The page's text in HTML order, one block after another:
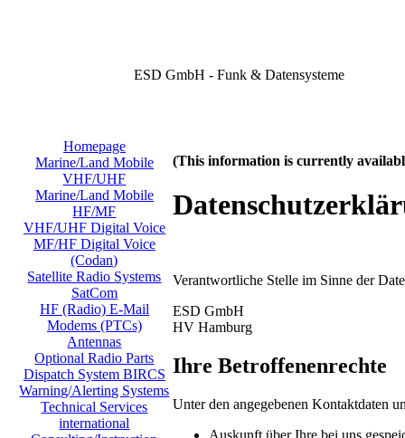
ESD GmbH - Funk & Datensysteme
Homepage
Marine/Land Mobile
VHF/UHF
Marine/Land Mobile
HF/MF
VHF/UHF Digital Voice
MF/HF Digital Voice
(Codan)
Satellite Radio Systems
SatCom
HF (Radio) E-Mail
Modems (PTCs)
Antennas
Optional Radio Parts
Dispatch System BIRCS
Warning/Alerting Systems
Technical Services
international
(This information is currently
Verantwortliche Stelle im Sinne der
ESD GmbH
HV Hamburg
Ihre Betroffenenrechte
Unter den angegebenen Kontaktdaten
Auskunft über Ihre bei uns